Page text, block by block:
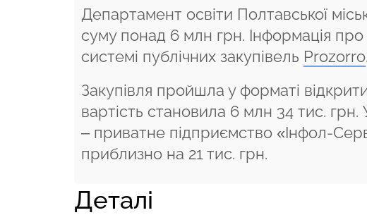
Департамент освіти Полтавської
суму понад 6 млн грн. Інформація
системі публічних закупівель Prozorro.
Закупівля пройшла у форматі
вартість становила 6 млн 34 тис.
– приватне підприємство «Інфол-
приблизно на 21 тис. грн.
Деталі